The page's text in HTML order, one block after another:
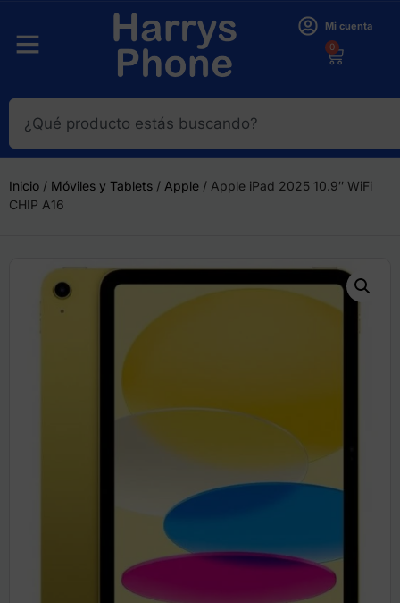
Mi cuenta
0
Inicio / Móviles y Tablets / Apple / Apple iPad 2025 10.9″ WiFi
CHIP A16